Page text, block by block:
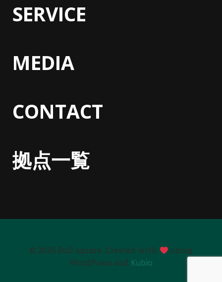
SERVICE
MEDIA
CONTACT
拠点一覧
© 2026 BuD square. Created with
using
WordPress and Kubio